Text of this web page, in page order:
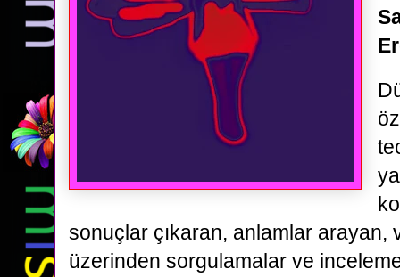
sonuçlar çıkaran, anlamlar arayan,
üzerinden sorgulamalar ve